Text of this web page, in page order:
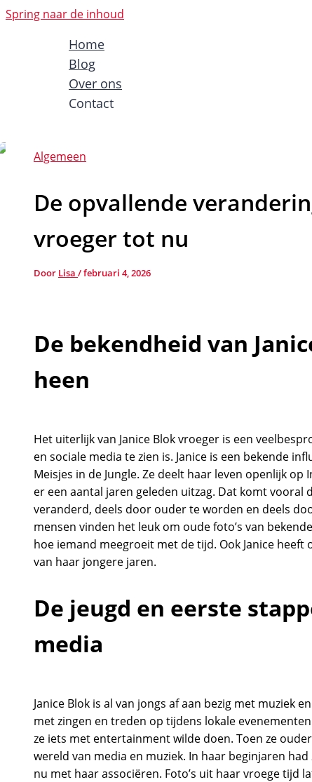
Spring naar de inhoud
Home
Blog
Over ons
Contact
Algemeen
De opvallende
vroeger tot nu
Door Lisa /februari 4, 2026
De bekendheid van
heen
Het uiterlijk van Janice Blok vroeger is een
en sociale media te zien is. Janice is een bekende
Meisjes in de Jungle. Ze deelt haar leven openlijk
er een aantal jaren geleden uitzag. Dat komt
veranderd, deels door ouder te worden en deels
mensen vinden het leuk om oude foto’s van
hoe iemand meegroeit met de tijd. Ook Janice heeft
van haar jongere jaren.
De jeugd en eerste
media
Janice Blok is al van jongs af aan bezig met muziek
met zingen en treden op tijdens lokale
ze iets met entertainment wilde doen. Toen ze
wereld van media en muziek. In haar beginjaren
nu met haar associëren. Foto’s uit haar vroege tijd